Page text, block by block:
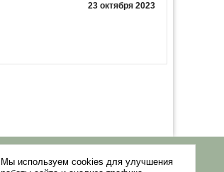
23 октября 2023
Мы используем cookies для улучшения